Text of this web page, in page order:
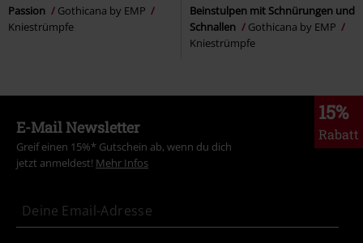
Passion
Gothicana by EMP
Kniestrümpfe
Beinstulpen mit Schnürungen und
Schnallen
Gothicana by EMP
Kniestrümpfe
15%
Rabatt
E-Mail Newsletter
Greif einen 15%* Gutschein ab, wenn du dich
jetzt anmeldest! Mehr Infos